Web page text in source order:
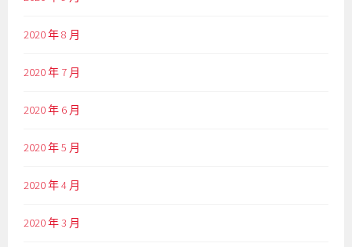
2020 年 8 月
2020 年 7 月
2020 年 6 月
2020 年 5 月
2020 年 4 月
2020 年 3 月